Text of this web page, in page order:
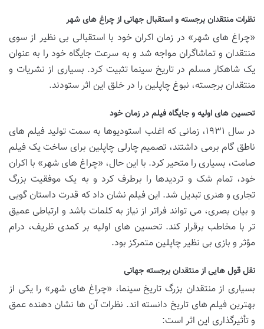
نظرات منتقدان برجسته و استقبال جهانی از چراغ های شهر
«چراغ های شهر» در زمان اکران خود با استقبالی بی نظیر از سوی
منتقدان و تماشاگران مواجه شد و به سرعت جایگاه خود را به عنوان
یک شاهکار مسلم در تاریخ سینما تثبیت کرد. بسیاری از نشریات و
منتقدان برجسته، نبوغ چاپلین را در خلق این اثر ستودند.
تحسین های اولیه و جایگاه فیلم در زمان خود
در سال ۱۹۳۱، زمانی که اغلب استودیوها به سمت تولید فیلم های
ناطق گام برمی داشتند، تصمیم چارلی چاپلین برای ساخت یک فیلم
صامت، بسیاری را متحیر کرد. با این حال، «چراغ های شهر» با اکران
خود، تمام شک و تردیدها را برطرف کرد و به یک موفقیت بزرگ
تجاری و هنری تبدیل شد. این فیلم نشان داد که قدرت داستان گویی
و بیان بصری، می تواند فراتر از نیاز به کلمات باشد و ارتباطی عمیق
تر با مخاطب برقرار کند. تحسین های اولیه بر کمدی ظریف، درام
مؤثر و بازی بی نظیر چاپلین متمرکز بود.
نقل قول هایی از منتقدان برجسته جهانی
بسیاری از منتقدان بزرگ تاریخ سینما، «چراغ های شهر» را یکی از
بهترین فیلم های تاریخ دانسته اند. نظرات آن ها نشان دهنده عمق
و تأثیرگذاری این اثر است: